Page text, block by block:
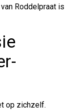
Roddelpraat is
op zichzelf.